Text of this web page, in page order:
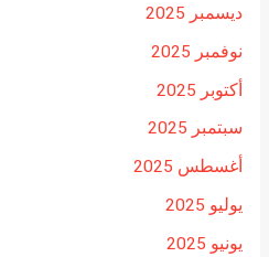
ديسمبر 2025
نوفمبر 2025
أكتوبر 2025
سبتمبر 2025
أغسطس 2025
يوليو 2025
يونيو 2025